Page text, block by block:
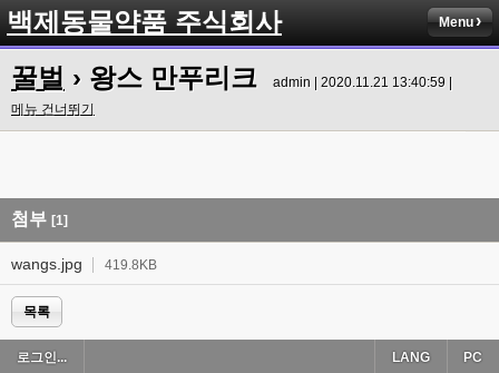
백제동물약품 주식회사 Menu
꿀벌 › 왕스 만푸리크
admin | 2020.11.21 13:40:59 |
메뉴 건너뛰기
첨부 [1]
wangs.jpg 419.8KB
목록
로그인... PC
LANG